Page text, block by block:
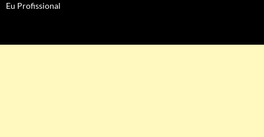
Eu Profissional